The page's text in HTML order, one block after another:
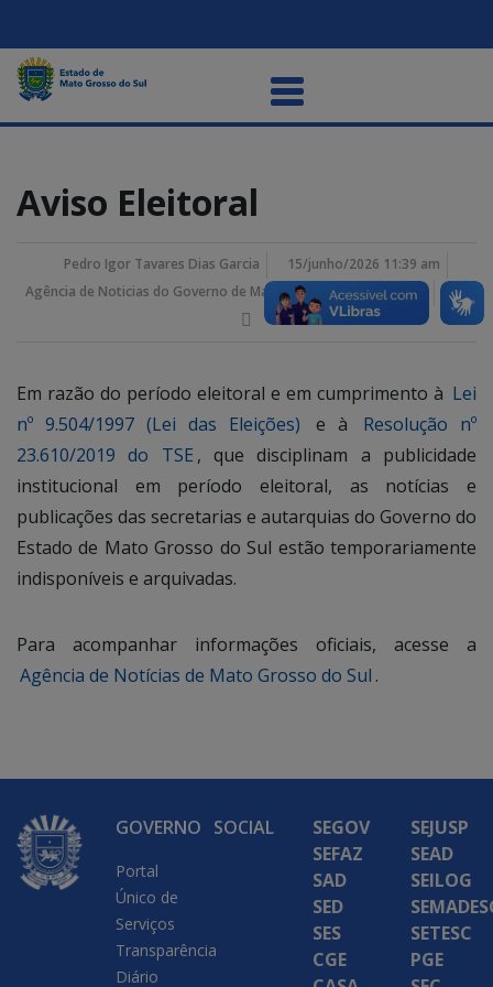
Aviso Eleitoral
Pedro Igor Tavares Dias Garcia
15/junho/2026 11:39 am
Agência de Noticias do Governo de Mato Grosso do Sul
Em razão do período eleitoral e em cumprimento à Lei
nº 9.504/1997 (Lei das Eleições)
e à
Resolução nº
23.610/2019 do TSE , que disciplinam a publicidade
institucional em período eleitoral, as notícias e
publicações das secretarias e autarquias do Governo do
Estado de Mato Grosso do Sul estão temporariamente
indisponíveis e arquivadas.
Para acompanhar informações oficiais, acesse a
Agência de Notícias de Mato Grosso do Sul .
GOVERNO
Portal
Único de
Serviços
Transparência
Diário
SOCIAL
SEGOV
SEFAZ
SAD
SED
SES
CGE
SEJUSP
SEAD
SEILOG
SETESC
PGE